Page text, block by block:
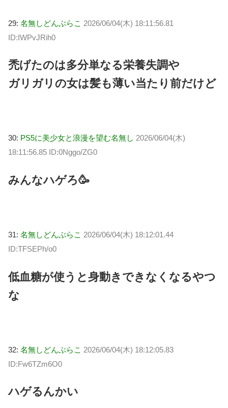
29: 名無しどんぶらこ 2026/06/04(木) 18:11:56.81
ID:IWPvJRih0
禿げたのは多分単なる栄養失調や
ガリガリの女は髪も薄い当たり前だけど
30: PS5に美少女と浪漫を望む名無し 2026/06/04(木)
18:11:56.85 ID:0Nggo/ZG0
みんなハゲろ🥳
31: 名無しどんぶらこ 2026/06/04(木) 18:12:01.44
ID:TFSEPh/o0
低血糖が使うと身動きできなくなるやつ
な
32: 名無しどんぶらこ 2026/06/04(木) 18:12:05.83
ID:Fw6TZm6O0
ハゲるんかい